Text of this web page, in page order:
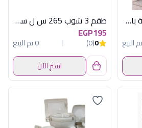
طقم 6 مج شوربة + حلة باستاند اكسفورد
طقم 3 شوب 265 س ل سيرينتى باشابتشى
EGP195
0
(0)
0 تم البيع
اشترِ الآن